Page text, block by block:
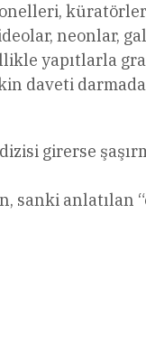
neonlar,
yapıtlarla
daveti
girerse
sanki anlatılan